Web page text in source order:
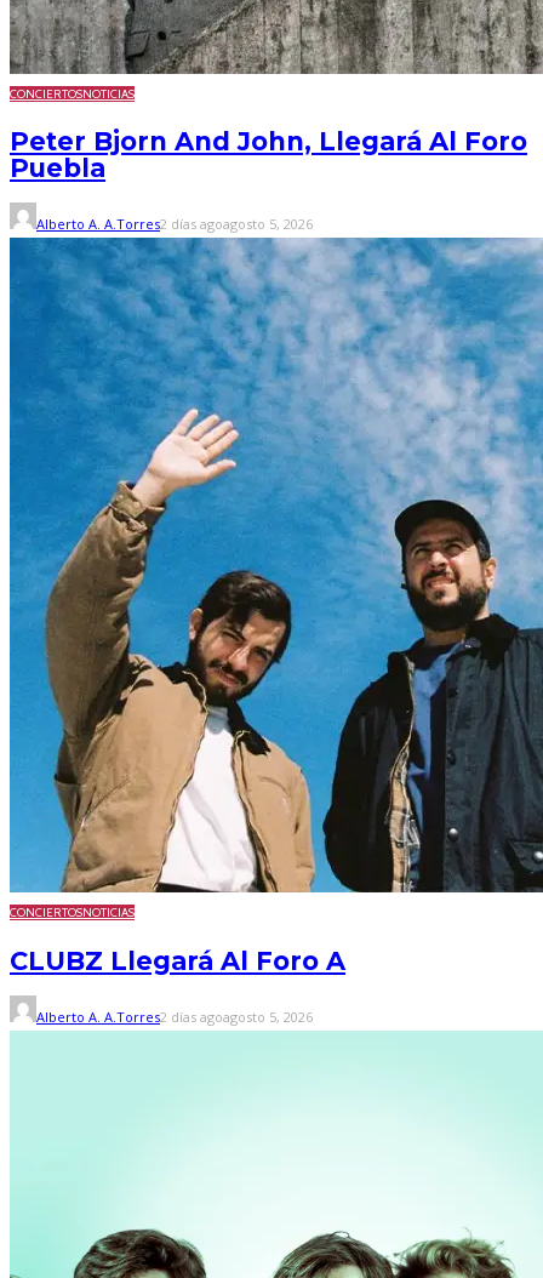
CONCIERTOSNOTICIAS
Peter Bjorn And John, Llegará Al Foro
Puebla
Alberto A. A.Torres2 días agoagosto 5, 2026
CONCIERTOSNOTICIAS
CLUBZ Llegará Al Foro A
Alberto A. A.Torres2 días agoagosto 5, 2026